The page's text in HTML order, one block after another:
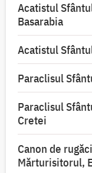
Acatistul
Basarabia
Acatistul
Paraclisul
Paraclisul
Cretei
Canon de
Mărturisitorul,